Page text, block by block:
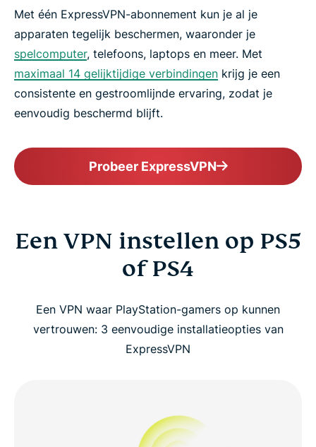
Met één ExpressVPN-abonnement kun je al je
apparaten tegelijk beschermen, waaronder je
spelcomputer, telefoons, laptops en meer. Met
maximaal 14 gelijktijdige verbindingen krijg je een
consistente en gestroomlijnde ervaring, zodat je
eenvoudig beschermd blijft.
Probeer ExpressVPN
Een VPN instellen op PS5
of PS4
Een VPN waar PlayStation-gamers op kunnen
vertrouwen: 3 eenvoudige installatieopties van
ExpressVPN